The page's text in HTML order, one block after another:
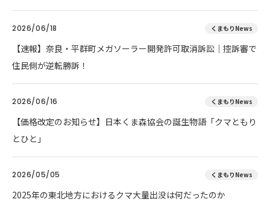
2026/06/18 くまもりNews
【速報】奈良・平群町メガソーラー開発許可取消訴訟｜控訴審で
住民側が逆転勝訴！
2026/06/16 くまもりNews
【価格改定のお知らせ】日本くま森協会の誕生物語「クマともり
とひと」
2026/05/05 くまもりNews
2025年の東北地方におけるクマ大量出没は何だったのか